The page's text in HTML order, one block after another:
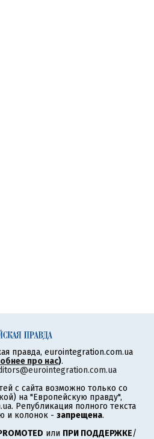
правда, eurointegration.com.ua
про нас).
с сайта возможно только со
на "Европейскую правду",
Републикация полного текста
и колонок - запрещена.
или ПРИ ПОДДЕРЖКЕ/